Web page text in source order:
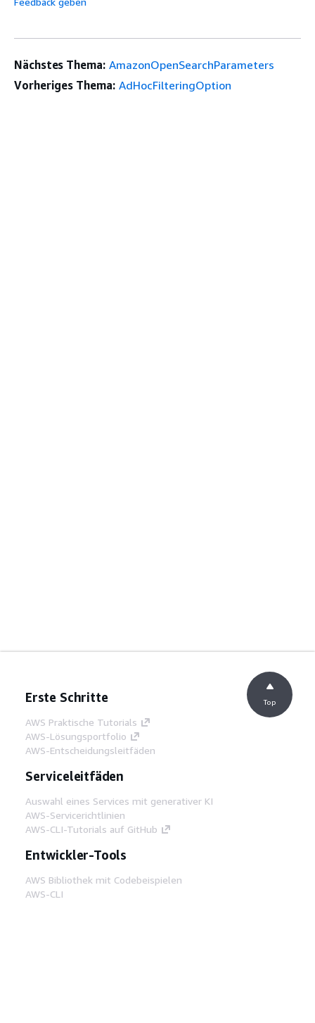
Nächstes Thema: AmazonOpenSearchParameters
Vorheriges Thema: AdHocFilteringOption
Erste Schritte
AWS Praktische Tutorials
AWS-Lösungsportfolio
AWS-Entscheidungsleitfäden
Serviceleitfäden
Auswahl eines Services mit generativer KI
AWS-Servicerichtlinien
AWS-CLI-Tutorials auf GitHub
Entwickler-Tools
AWS Bibliothek mit Codebeispielen
AWS-CLI
Top